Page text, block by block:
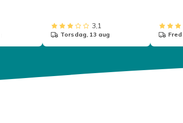
3,1
torsdag, 13 aug